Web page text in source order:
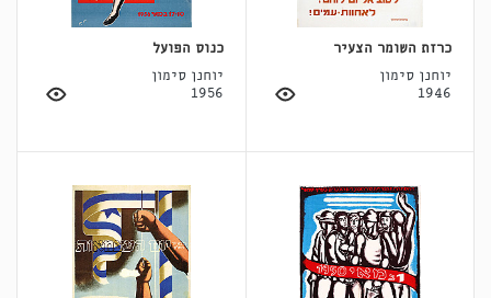
כרזת השומר הצעיר
יוחנן סימון
1946
כנוס הפועל
יוחנן סימון
1956